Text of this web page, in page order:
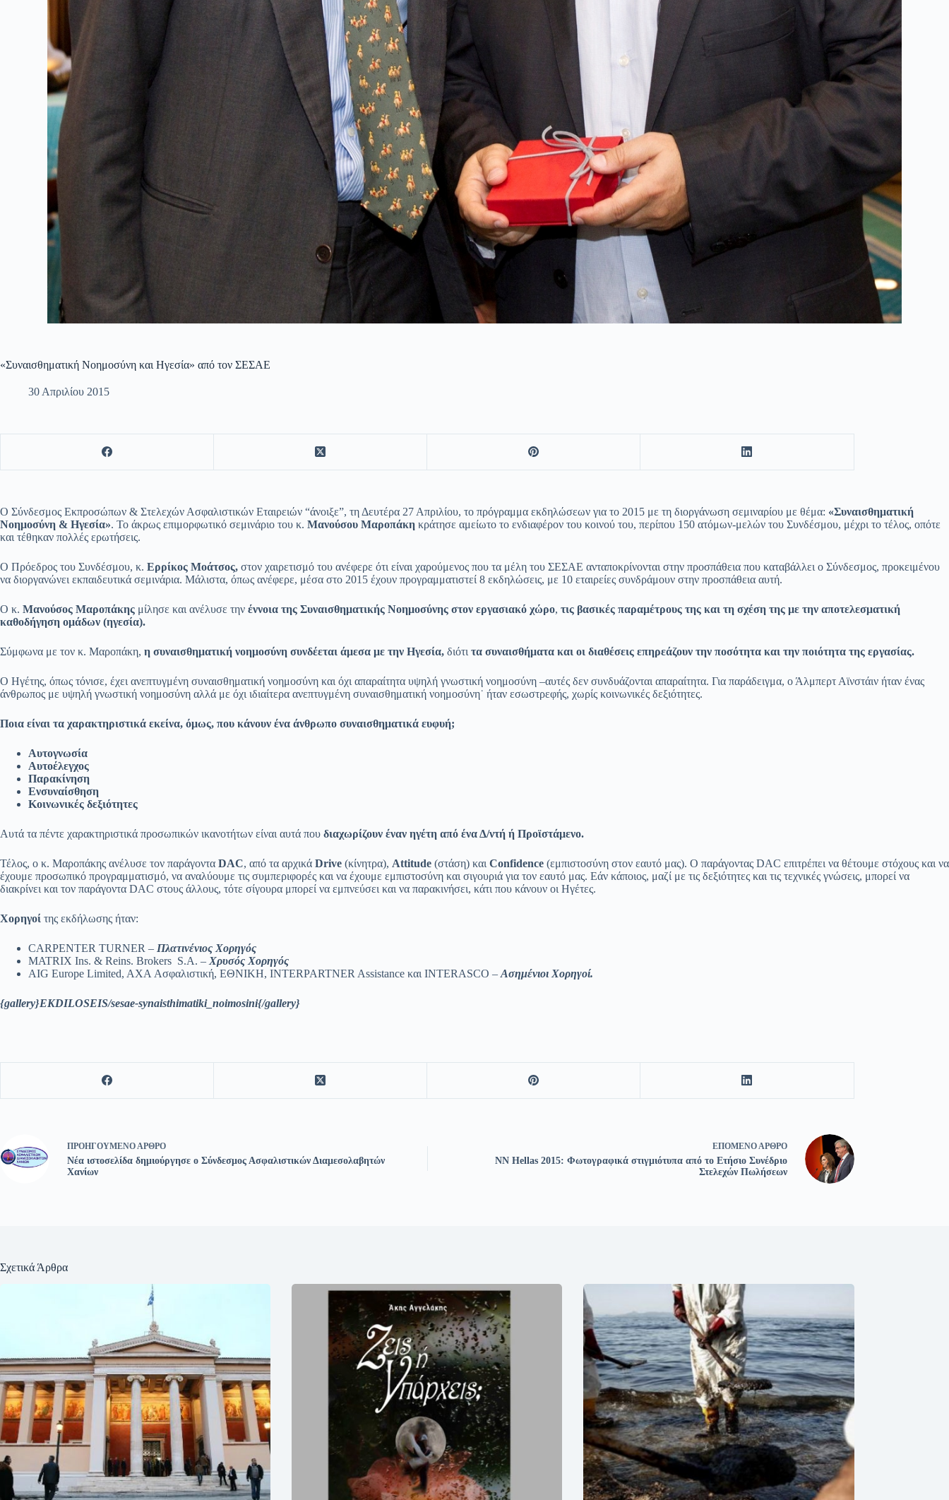
«Συναισθηματική Νοημοσύνη και Ηγεσία» από τον ΣΕΣΑΕ
30 Απριλίου 2015
Ο Σύνδεσμος Εκπροσώπων & Στελεχών Ασφαλιστικών Εταιρειών “άνοιξε”, τη Δευτέρα 27 Απριλίου, το πρόγραμμα εκδηλώσεων για το 2015 με τη διοργάνωση σεμιναρίου με θέμα: «Συναισθηματική
Νοημοσύνη & Ηγεσία». Το άκρως επιμορφωτικό σεμινάριο του κ. Μανούσου Μαροπάκη κράτησε αμείωτο το ενδιαφέρον του κοινού του, περίπου 150 ατόμων-μελών του Συνδέσμου, μέχρι το τέλος, οπότε
και τέθηκαν πολλές ερωτήσεις.
Ο Πρόεδρος του Συνδέσμου, κ. Ερρίκος Μοάτσος, στον χαιρετισμό του ανέφερε ότι είναι χαρούμενος που τα μέλη του ΣΕΣΑΕ ανταποκρίνονται στην προσπάθεια που καταβάλλει ο Σύνδεσμος, προκειμένου
να διοργανώνει εκπαιδευτικά σεμινάρια. Μάλιστα, όπως ανέφερε, μέσα στο 2015 έχουν προγραμματιστεί 8 εκδηλώσεις, με 10 εταιρείες συνδράμουν στην προσπάθεια αυτή.
Ο κ. Μανούσος Μαροπάκης μίλησε και ανέλυσε την έννοια της Συναισθηματικής Νοημοσύνης στον εργασιακό χώρο, τις βασικές παραμέτρους της και τη σχέση της με την αποτελεσματική
καθοδήγηση ομάδων (ηγεσία).
Σύμφωνα με τον κ. Μαροπάκη, η συναισθηματική νοημοσύνη συνδέεται άμεσα με την Ηγεσία, διότι τα συναισθήματα και οι διαθέσεις επηρεάζουν την ποσότητα και την ποιότητα της εργασίας.
Ο Ηγέτης, όπως τόνισε, έχει ανεπτυγμένη συναισθηματική νοημοσύνη και όχι απαραίτητα υψηλή γνωστική νοημοσύνη –αυτές δεν συνδυάζονται απαραίτητα. Για παράδειγμα, ο Άλμπερτ Αϊνστάιν ήταν ένας
άνθρωπος με υψηλή γνωστική νοημοσύνη αλλά με όχι ιδιαίτερα ανεπτυγμένη συναισθηματική νοημοσύνη˙ ήταν εσωστρεφής, χωρίς κοινωνικές δεξιότητες.
Ποια είναι τα χαρακτηριστικά εκείνα, όμως, που κάνουν ένα άνθρωπο συναισθηματικά ευφυή;
Αυτογνωσία
Αυτοέλεγχος
Παρακίνηση
Ενσυναίσθηση
Κοινωνικές δεξιότητες
Αυτά τα πέντε χαρακτηριστικά προσωπικών ικανοτήτων είναι αυτά που διαχωρίζουν έναν ηγέτη από ένα Δ/ντή ή Προϊστάμενο.
Τέλος, ο κ. Μαροπάκης ανέλυσε τον παράγοντα DAC, από τα αρχικά Drive (κίνητρα), Attitude (στάση) και Confidence (εμπιστοσύνη στον εαυτό μας). Ο παράγοντας DAC επιτρέπει να θέτουμε στόχους και να
έχουμε προσωπικό προγραμματισμό, να αναλύουμε τις συμπεριφορές και να έχουμε εμπιστοσύνη και σιγουριά για τον εαυτό μας. Εάν κάποιος, μαζί με τις δεξιότητες και τις τεχνικές γνώσεις, μπορεί να
διακρίνει και τον παράγοντα DAC στους άλλους, τότε σίγουρα μπορεί να εμπνεύσει και να παρακινήσει, κάτι που κάνουν οι Ηγέτες.
Χορηγοί της εκδήλωσης ήταν:
CARPENTER TURNER – Πλατινένιος Χορηγός
MATRIX Ins. & Reins. Brokers S.A. – Χρυσός Χορηγός
AIG Europe Limited, AXA Ασφαλιστική, ΕΘΝΙΚΗ, INTERPARTNER Assistance και INTERASCO – Ασημένιοι Χορηγοί.
{gallery}EKDILOSEIS/sesae-synaisthimatiki_noimosini{/gallery}
ΠΡΟΗΓΟΎΜΕΝΟΆΡΘΡΟ
Νέα ιστοσελίδα δημιούργησε ο Σύνδεσμος Ασφαλιστικών Διαμεσολαβητών
Χανίων
ΕΠΌΜΕΝΟΆΡΘΡΟ
NN Hellas 2015: Φωτογραφικά στιγμιότυπα από το Ετήσιο Συνέδριο
Στελεχών Πωλήσεων
Σχετικά Άρθρα